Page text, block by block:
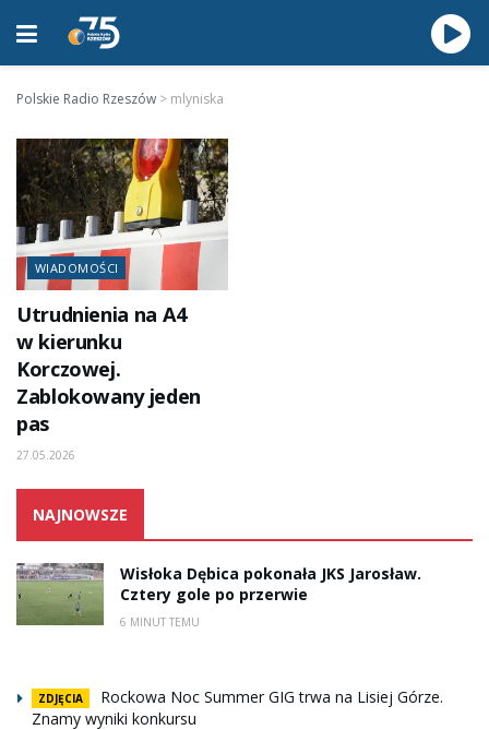
Polskie Radio Rzeszów > mlyniska
WIADOMOŚCI
Utrudnienia na A4
w kierunku
Korczowej.
Zablokowany jeden
pas
27.05.2026
NAJNOWSZE
Wisłoka Dębica pokonała JKS Jarosław.
Cztery gole po przerwie
6 MINUT TEMU
ZDJĘCIA
Rockowa Noc Summer GIG trwa na Lisiej Górze.
Znamy wyniki konkursu